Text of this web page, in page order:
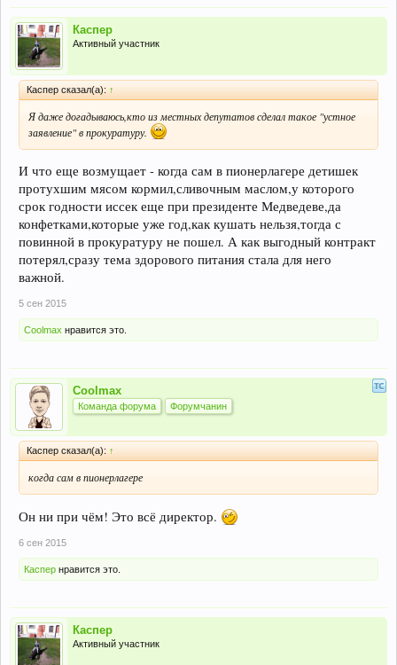
Прокуратура проверит обеспечение питанием школьников Североуральска
Каспер
Активный участник
Каспер сказал(а): ↑
Я даже догадываюсь,кто из местных депутатов сделал такое "устное
заявление" в прокуратуру.
И что еще возмущает - когда сам в пионерлагере детишек
протухшим мясом кормил,сливочным маслом,у которого
срок годности иссек еще при президенте Медведеве,да
конфетками,которые уже год,как кушать нельзя,тогда с
повинной в прокуратуру не пошел. А как выгодный контракт
потерял,сразу тема здорового питания стала для него
важной.
5 сен 2015
Coolmax нравится это.
Coolmax
Команда форума Форумчанин
Каспер сказал(а): ↑
когда сам в пионерлагере
Он ни при чём! Это всё директор.
6 сен 2015
Каспер нравится это.
Каспер
Активный участник